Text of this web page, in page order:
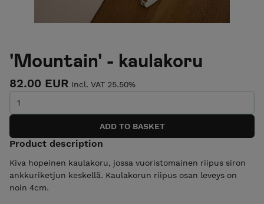
'Mountain' - kaulakoru
82.00 EUR Incl. VAT 25.50%
Product description
Kiva hopeinen kaulakoru, jossa vuoristomainen riipus siron
ankkuriketjun keskellä. Kaulakorun riipus osan leveys on
noin 4cm.